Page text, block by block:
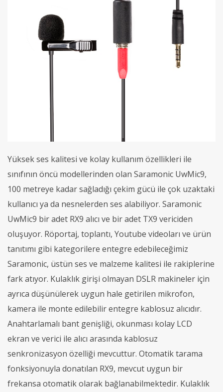
Yüksek ses kalitesi ve kolay kullanım özellikleri ile
sınıfının öncü modellerinden olan Saramonic UwMic9,
100 metreye kadar sağladığı çekim gücü ile çok uzaktaki
kullanıcı ya da nesnelerden ses alabiliyor. Saramonic
UwMic9 bir adet RX9 alıcı ve bir adet TX9 vericiden
oluşuyor. Röportaj, toplantı, Youtube videoları ve ürün
tanıtımı gibi kategorilere entegre edebileceğimiz
Saramonic, üstün ses ve malzeme kalitesi ile rakiplerine
fark atıyor. Kulaklık girişi olmayan DSLR makineler için
ayrıca düşünülerek uygun hale getirilen mikrofon,
kamera ile monte edilebilir entegre kablosuz alıcıdır.
Anahtarlamalı bant genişliği, okunması kolay LCD
ekran ve verici ile alıcı arasında kablosuz
senkronizasyon özelliği mevcuttur. Otomatik tarama
fonksiyonuyla donatılan RX9, mevcut uygun bir
frekansa otomatik olarak bağlanabilmektedir. Kulaklık